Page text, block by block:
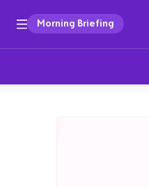
Morning Briefing